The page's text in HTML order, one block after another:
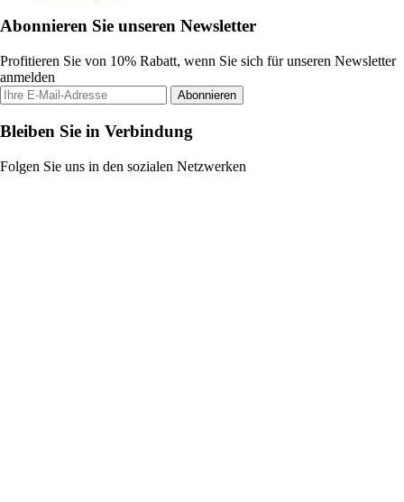
Abonnieren Sie unseren Newsletter
Profitieren Sie von 10% Rabatt, wenn Sie sich für unseren Newsletter
anmelden
Abonnieren
Bleiben Sie in Verbindung
Folgen Sie uns in den sozialen Netzwerken